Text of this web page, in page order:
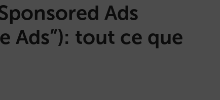
Ads
Ads”): tout ce que